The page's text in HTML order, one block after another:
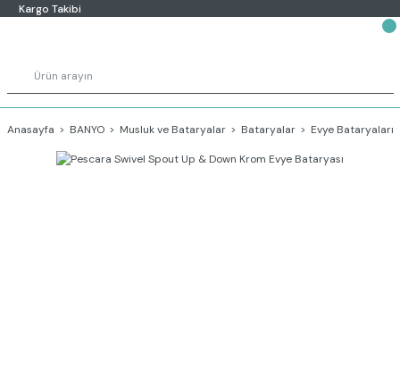
Kargo Takibi
Anasayfa BANYO Musluk ve Bataryalar Bataryalar Evye Bataryaları